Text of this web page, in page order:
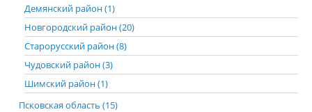
Демянский район (1)
Новгородский район (20)
Старорусский район (8)
Чудовский район (3)
Шимский район (1)
Псковская область (15)